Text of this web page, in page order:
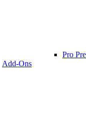
Pro
Add-Ons